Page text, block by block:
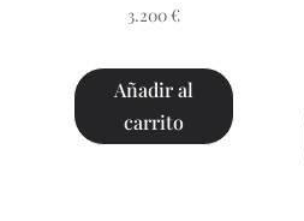
3.200 €
Añadir al
carrito